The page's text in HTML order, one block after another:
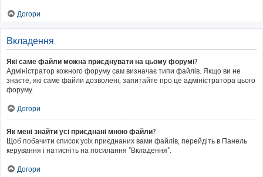
Догори
Вкладення
Які саме файли можна приєднувати на цьому форумі?
Адміністратор кожного форуму сам визначає типи файлів. Якщо ви не
знаєте, які саме файли дозволені, запитайте про це адміністратора цього
форуму.
Догори
Як мені знайти усі приєднані мною файли?
Щоб побачити список усіх приєднаних вами файлів, перейдіть в Панель
керування і натисніть на посилання "Вкладення".
Догори